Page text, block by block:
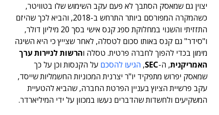
יצוין גם שמאסק הסתבך לא פעם עקב השימוש שלו בטוויטר,
כשהמקרה המפורסם ביותר התרחש ב-2018, והביא לכך שהיזם
התזזיתי והשנוי במחלוקת ספג קנס אישי בסך 20 מיליון דולר,
ו"סידר" גם קנס באותו סכום לטסלה, לאחר שצייץ כי היא השיגה
מימון בכדי להפוך לחברה פרטית. טסלה והרשות לניירות ערך
האמריקנית, ה-SEC
, הגיעו להסכם על הקנסות וכן על כך
שמאסק יפרוש מתפקיד יו"ר יצרנית המכוניות החשמליות שייסד,
עקב פרשיית הציוץ בעניין הפרטת החברה, שהביא להטעיית
המשקיעים ולחשדות שהדברים נעשו במכוון על ידי המיליארדר.